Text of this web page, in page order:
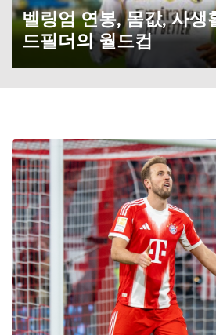
벨링엄 연봉, 몸값, 사생
드필더의 월드컵